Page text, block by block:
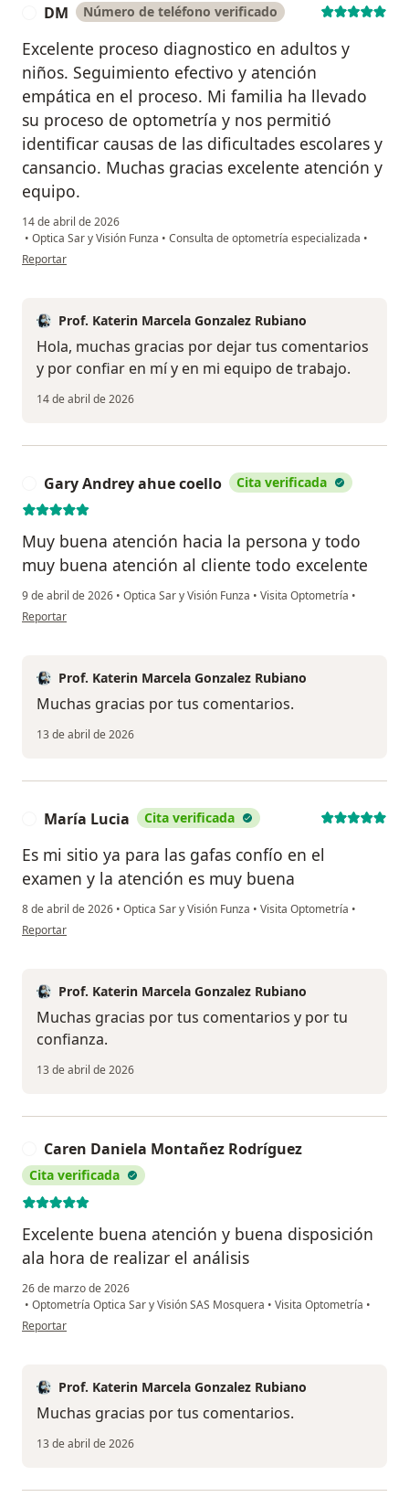
DM Número de teléfono verificado
Excelente proceso diagnostico en adultos y
niños. Seguimiento efectivo y atención
empática en el proceso. Mi familia ha llevado
su proceso de optometría y nos permitió
identificar causas de las dificultades escolares y
cansancio. Muchas gracias excelente atención y
equipo.
14 de abril de 2026
• Optica Sar y Visión Funza • Consulta de optometría especializada •
en opinión del usuario DM
Reportar
Prof. Katerin Marcela Gonzalez Rubiano
Hola, muchas gracias por dejar tus comentarios
y por confiar en mí y en mi equipo de trabajo.
14 de abril de 2026
Gary Andrey ahue coello Cita verificada
Muy buena atención hacia la persona y todo
muy buena atención al cliente todo excelente
9 de abril de 2026 • Optica Sar y Visión Funza • Visita Optometría •
en opinión del usuario Gary Andrey ahue coello
Reportar
Prof. Katerin Marcela Gonzalez Rubiano
Muchas gracias por tus comentarios.
13 de abril de 2026
María Lucia Cita verificada
Es mi sitio ya para las gafas confío en el
examen y la atención es muy buena
8 de abril de 2026 • Optica Sar y Visión Funza • Visita Optometría •
en opinión del usuario María Lucia
Reportar
Prof. Katerin Marcela Gonzalez Rubiano
Muchas gracias por tus comentarios y por tu
confianza.
13 de abril de 2026
Caren Daniela Montañez Rodríguez
Cita verificada
Excelente buena atención y buena disposición
ala hora de realizar el análisis
26 de marzo de 2026
• Optometría Optica Sar y Visión SAS Mosquera • Visita Optometría •
en opinión del usuario Caren Daniela Montañez Rodríguez
Reportar
Prof. Katerin Marcela Gonzalez Rubiano
Muchas gracias por tus comentarios.
13 de abril de 2026